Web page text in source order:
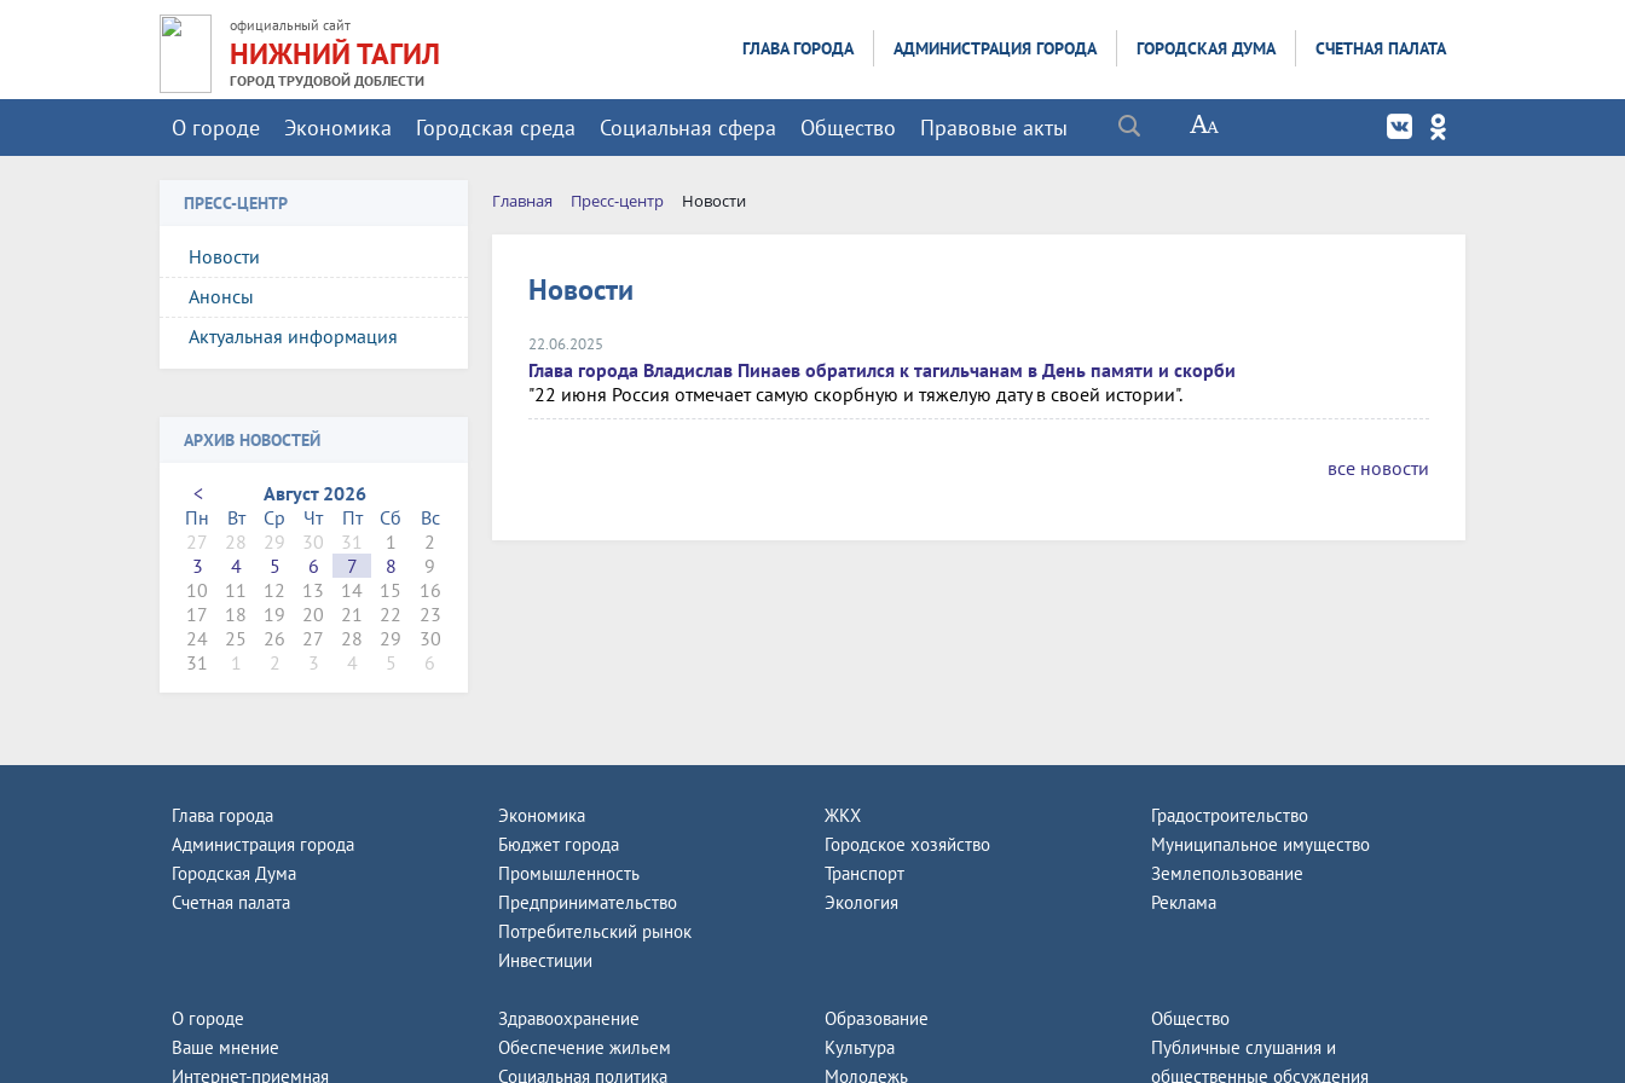
официальный сайт
НИЖНИЙ ТАГИЛ
ГОРОД ТРУДОВОЙ ДОБЛЕСТИ
ГЛАВА ГОРОДА АДМИНИСТРАЦИЯ ГОРОДА ГОРОДСКАЯ ДУМА СЧЕТНАЯ ПАЛАТА
О городе Экономика Городская среда Социальная сфера Общество Правовые акты
ПРЕСС-ЦЕНТР
Новости
Анонсы
Актуальная информация
АРХИВ НОВОСТЕЙ
<
Август 2026
Пн
Вт Ср Чт Пт Сб
Вс
27
28 29 30 31 1
2
3
4 5 6 7 8
9
10
11 12 13 14 15
16
17
18 19 20 21 22
23
24
25 26 27 28 29
30
31
1 2 3 4 5 6
Главная Пресс-центр Новости
Новости
22.06.2025
Глава города Владислав Пинаев обратился к тагильчанам в День памяти и скорби
"22 июня Россия отмечает самую скорбную и тяжелую дату в своей истории".
все новости
Глава города
Администрация города
Городская Дума
Счетная палата
Экономика
Бюджет города
Промышленность
Предпринимательство
Потребительский рынок
Инвестиции
ЖКХ
Городское хозяйство
Транспорт
Экология
Градостроительство
Муниципальное имущество
Землепользование
Реклама
О городе
Ваше мнение
Интернет-приемная
Здравоохранение
Обеспечение жильем
Социальная политика
Образование
Культура
Молодежь
Общество
Публичные слушания и
общественные обсуждения